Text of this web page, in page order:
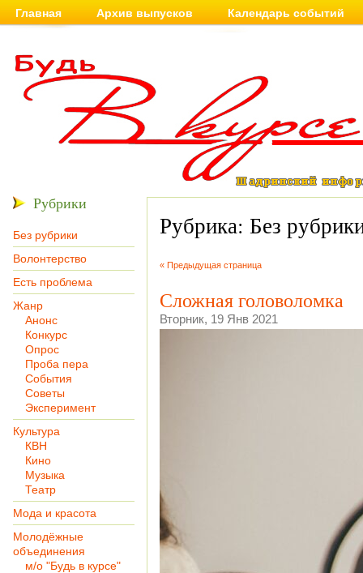
Главная Архив выпусков Календарь событий
Рубрики
Без рубрики
Волонтерство
Есть проблема
Жанр
Анонс
Конкурс
Опрос
Проба пера
События
Советы
Эксперимент
Культура
КВН
Кино
Музыка
Театр
Мода и красота
Молодёжные
объединения
м/о "Будь в курсе"
Рубрика: Без
« Предыдущая страница
Сложная головоломка
Вторник, 19 Янв 2021